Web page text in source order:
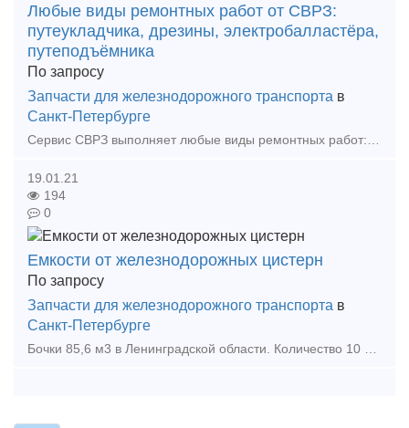
Любые виды ремонтных работ от СВРЗ:
путеукладчика, дрезины, электробалластёра,
путеподъёмника
По запросу
Запчасти для железнодорожного транспорта в
Санкт-Петербурге
19.01.21
194
0
Емкости от железнодорожных цистерн
По запросу
Запчасти для железнодорожного транспорта в
Санкт-Петербурге
Бочки 85,6 м3 в Ленинградской области. Количество 10 штук. Пропарены и готовы к отгрузке!! Цену и наличие Вы можете уточнить по телефону или написав на почту Мы работаем по